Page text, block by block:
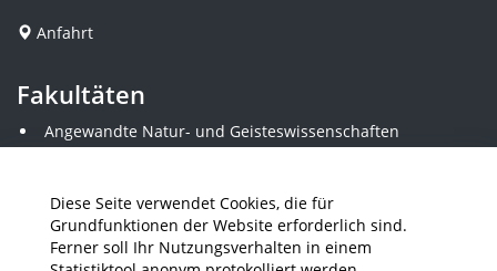
Diese Seite verwendet Cookies, die für
Grundfunktionen der Website erforderlich sind.
Ferner soll Ihr Nutzungsverhalten in einem
Anfahrt
Fakultäten
Angewandte Natur- und Geisteswissenschaften
Angewandte Sozialwissenschaften
Elektrotechnik
Gestaltung
Informatik und Wirtschaftsinformatik
Kunststofftechnik und Vermessung